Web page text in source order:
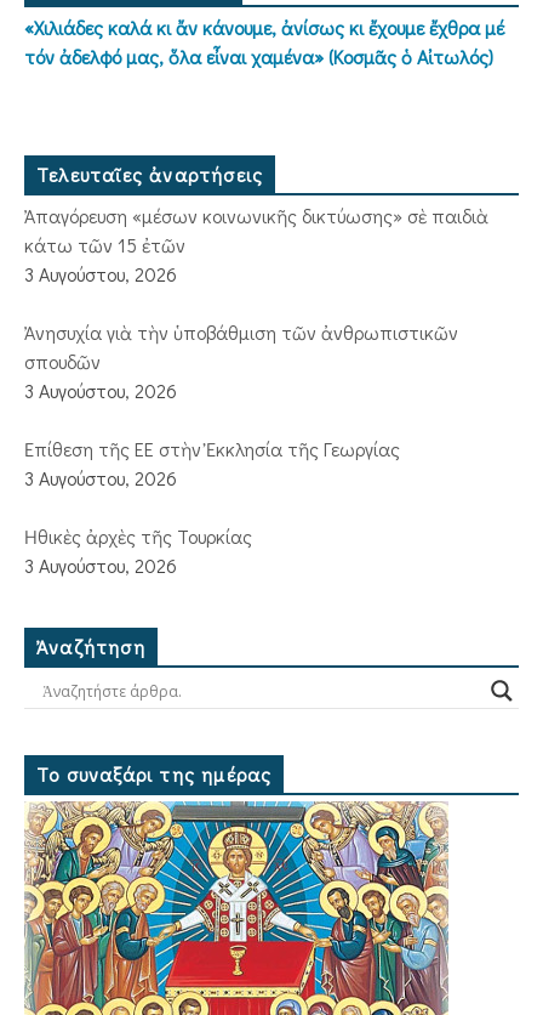
«Χιλιάδες καλά κι ἄν κάνουμε, ἀνίσως κι ἔχουμε ἔχθρα μέ
τόν ἀδελφό μας, ὅλα εἶναι χαμένα» (Κοσμᾶς ὁ Αἰτωλός)
Τελευταῖες ἀναρτήσεις
Ἀπαγόρευση «μέσων κοινωνικῆς δικτύωσης» σὲ παιδιὰ
κάτω τῶν 15 ἐτῶν
3 Αυγούστου, 2026
Ἀνησυχία γιὰ τὴν ὑποβάθμιση τῶν ἀνθρωπιστικῶν
σπουδῶν
3 Αυγούστου, 2026
Ἐπίθεση τῆς ΕΕ στὴν Ἐκκλησία τῆς Γεωργίας
3 Αυγούστου, 2026
Ἠθικὲς ἀρχὲς τῆς Τουρκίας
3 Αυγούστου, 2026
Ἀναζήτηση
Το συναξάρι της ημέρας